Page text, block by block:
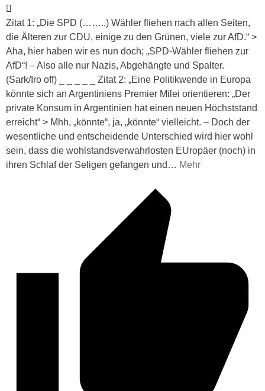
Zitat 1: „Die SPD (……..) Wähler fliehen nach allen Seiten,
die Älteren zur CDU, einige zu den Grünen, viele zur AfD.“ >
Aha, hier haben wir es nun doch; „SPD-Wähler fliehen zur
AfD“! – Also alle nur Nazis, Abgehängte und Spalter.
(Sark/Iro off) _ _ _ _ _ Zitat 2: „Eine Politikwende in Europa
könnte sich an Argentiniens Premier Milei orientieren: „Der
private Konsum in Argentinien hat einen neuen Höchststand
erreicht“ > Mhh, „könnte“, ja, „könnte“ vielleicht. – Doch der
wesentliche und entscheidende Unterschied wird hier wohl
sein, dass die wohlstandsverwahrlosten EUropäer (noch) in
ihren Schlaf der Seligen gefangen und … Mehr